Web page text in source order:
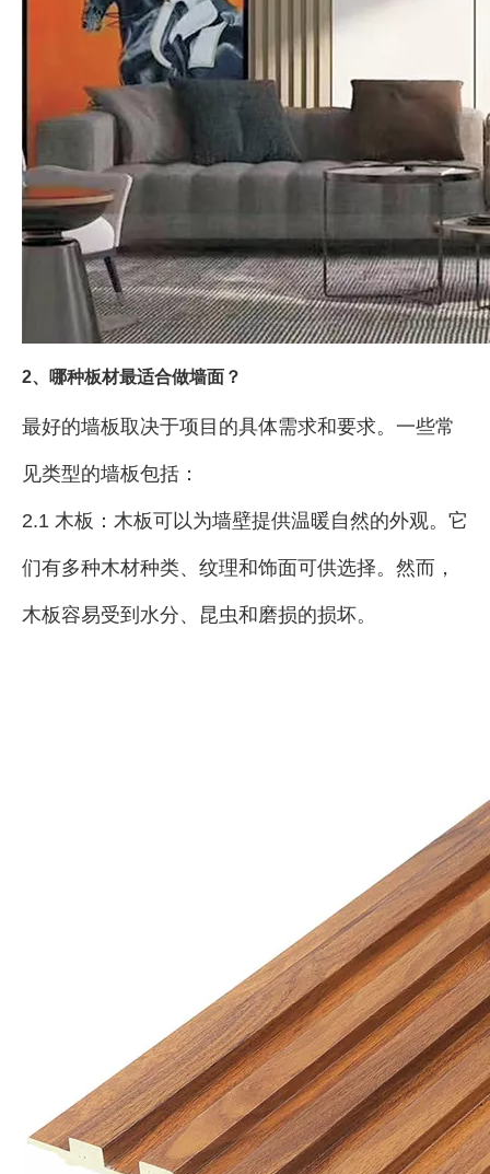
2、哪种板材最适合做墙面？
最好的墙板取决于项目的具体需求和要求。一些常
见类型的墙板包括：
2.1 木板：木板可以为墙壁提供温暖自然的外观。它
们有多种木材种类、纹理和饰面可供选择。然而，
木板容易受到水分、昆虫和磨损的损坏。